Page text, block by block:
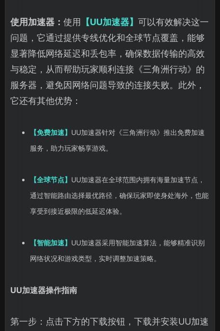
使用加速器： 使用 【UU加速器】 可以有效解决这一
问题，它通过提供专线优化和全球节点覆盖，能够
显著降低网络延迟和丢包率，确保数据传输的高效
与稳定，从而帮助玩家顺利连接《三角洲行动》的
服务器，避免因网络问题导致的连接失败。此外，
它还有其他优势：
【免费加速】 UU加速器针对《三角洲行动》推出免费加速
服务，助力玩家畅享游戏。
【全球节点】 UU加速器在全球范围内拥有海量加速节点，
通过智能路由选择最优路径，确保玩家即使身处海外，也能
享受到接近极限的低延迟体验。
【智能加速】 UU加速器采用智能加速算法，能够精准识别
网络状况和游戏类型，实时调整加速策略。
UU加速器操作指南
第一步：点击下方的下载按钮，下载并安装UU加速